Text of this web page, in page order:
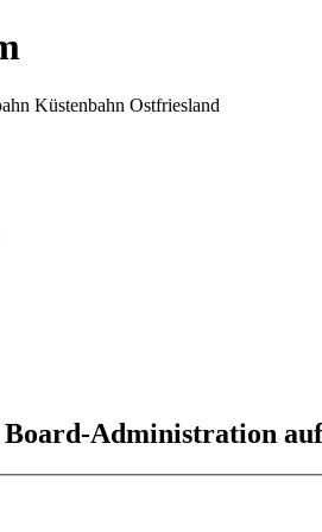
Küstenbahn Ostfriesland
Administration